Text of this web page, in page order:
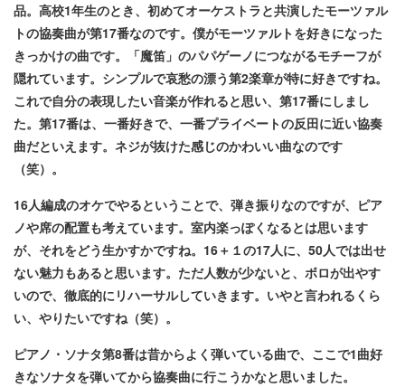
品。高校1年生のとき、初めてオーケストラと共演したモーツァル
トの協奏曲が第17番なのです。僕がモーツァルトを好きになった
きっかけの曲です。「魔笛」のパパゲーノにつながるモチーフが
隠れています。シンプルで哀愁の漂う第2楽章が特に好きですね。
これで自分の表現したい音楽が作れると思い、第17番にしまし
た。第17番は、一番好きで、一番プライベートの反田に近い協奏
曲だといえます。ネジが抜けた感じのかわいい曲なのです
（笑）。
16人編成のオケでやるということで、弾き振りなのですが、ピア
ノや席の配置も考えています。室内楽っぽくなるとは思います
が、それをどう生かすかですね。16＋１の17人に、50人では出せ
ない魅力もあると思います。ただ人数が少ないと、ボロが出やす
いので、徹底的にリハーサルしていきます。いやと言われるくら
い、やりたいですね（笑）。
ピアノ・ソナタ第8番は昔からよく弾いている曲で、ここで1曲好
きなソナタを弾いてから協奏曲に行こうかなと思いました。